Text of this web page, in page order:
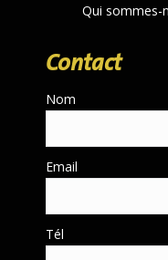
Qui sommes-
Contact
Nom
Email
Tél